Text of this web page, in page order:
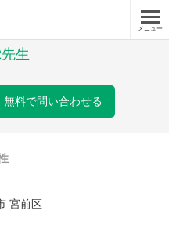
メニュー
生
無料で問い合わせる
宮前区